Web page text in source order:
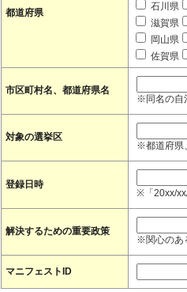
都道府県
石川県
滋賀県
岡山県
佐賀県
市区町村名、都道府県名
※同名の自
対象の選挙区
※都道府県
登録日時
※「20xx/
解決するための重要政策
※関心のあ
マニフェストID